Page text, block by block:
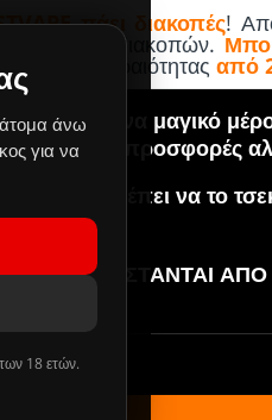
άτομα άνω
για να
18 ετών.
πάει διακοπές!
διακοπών.
προτεραιότητας από
ένα μαγικό
Οι προσφορές
Πρέπει να το
ΑΝΤΙΚΑΘΙΣΤΑΝΤΑΙ ΑΠΟ